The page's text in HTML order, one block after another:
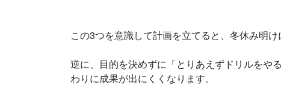
この3つを意識して計画を立てると、冬休み明け
逆に、目的を決めずに「とりあえずドリルをや
わりに成果が出にくくなります。